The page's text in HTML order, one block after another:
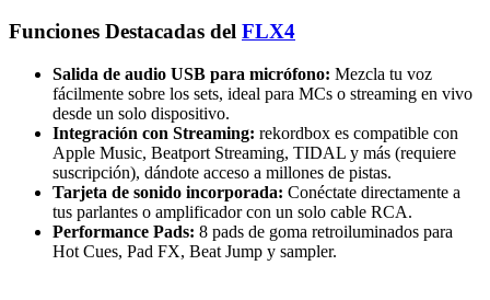
Funciones Destacadas del FLX4
Salida de audio USB para micrófono: Mezcla tu voz
fácilmente sobre los sets, ideal para MCs o streaming en vivo
desde un solo dispositivo.
Integración con Streaming: rekordbox es compatible con
Apple Music, Beatport Streaming, TIDAL y más (requiere
suscripción), dándote acceso a millones de pistas.
Tarjeta de sonido incorporada: Conéctate directamente a
tus parlantes o amplificador con un solo cable RCA.
Performance Pads: 8 pads de goma retroiluminados para
Hot Cues, Pad FX, Beat Jump y sampler.